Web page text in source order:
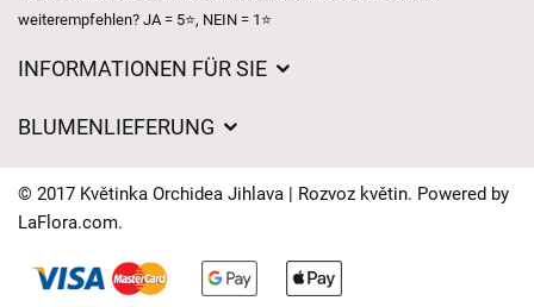
weiterempfehlen? JA = 5⭐, NEIN = 1⭐
INFORMATIONEN FÜR SIE
Lieferzeiten für Blumen – Übersicht der Möglichkeiten
BLUMENLIEFERUNG
Wohin wir Blumen liefern
Kontakt
© 2017 Květinka Orchidea Jihlava | Rozvoz květin. Powered by
LaFlora.com.